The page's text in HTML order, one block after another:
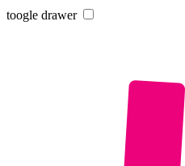
toogle drawer